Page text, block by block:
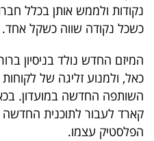
פודקאסט
40
UNDER
40
נקודות ולממש אותן בכלל
כשכל נקודה שווה כשקל אחד.
המיזם החדש נולד בניסיון
כאל, ולמנוע זליגה של
השותפה החדשה במועדון.
קארד לעבור לתוכנית
הפלסטיק עצמו.